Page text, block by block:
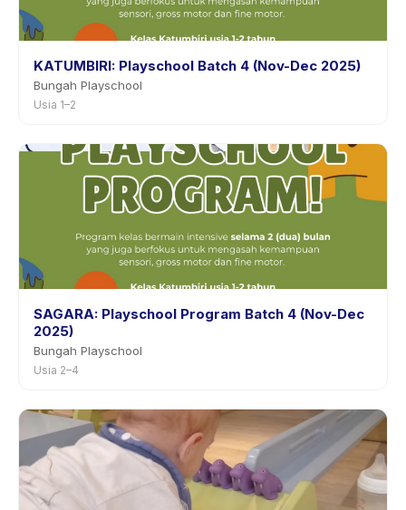
KATUMBIRI: Playschool Batch 4 (Nov-Dec 2025)
Bungah Playschool
Usia 1–2
SAGARA: Playschool Program Batch 4 (Nov-Dec
2025)
Bungah Playschool
Usia 2–4